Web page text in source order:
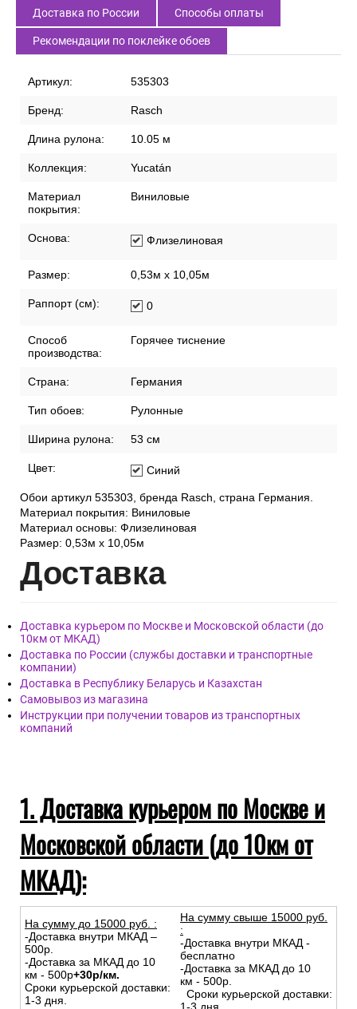
Доставка по России Способы оплаты
Рекомендации по поклейке обоев
Артикул: 535303
Бренд: Rasch
Длина рулона: 10.05 м
Коллекция: Yucatán
Материал
покрытия:
Виниловые
Основа: Флизелиновая
Размер: 0,53м x 10,05м
Раппорт (см): 0
Способ
производства:
Горячее тиснение
Страна: Германия
Тип обоев: Рулонные
Ширина рулона: 53 см
Цвет: Синий
Обои артикул 535303, бренда Rasch, страна Германия.
Материал покрытия: Виниловые
Материал основы: Флизелиновая
Размер: 0,53м x 10,05м
Доставка
Доставка курьером по Москве и Московской области (до
10км от МКАД)
Доставка по России (службы доставки и транспортные
компании)
Доставка в Республику Беларусь и Казахстан
Самовывоз из магазина
Инструкции при получении товаров из транспортных
компаний
1. Доставка курьером по Москве и
Московской области (до 10км от
МКАД):
На сумму до 15000 руб. :
-Доставка внутри МКАД –
500р.
-Доставка за МКАД до 10
км - 500р+30р/км.
Сроки курьерской доставки:
1-3 дня.
На сумму свыше 15000 руб.
:
-Доставка внутри МКАД -
бесплатно
-Доставка за МКАД до 10
км - 500р.
Сроки курьерской доставки: